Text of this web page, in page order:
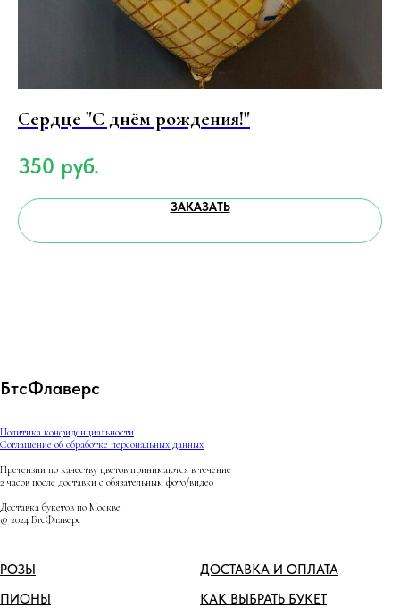
Сердце "С днём рождения!"
350 руб.
ЗАКАЗАТЬ
БтсФлаверс
Политика конфиденциальности
Соглашение об обработке персональных данных
Претензии по качеству цветов принимаются в течение
2 часов после доставки с обязательным фото/видео
Доставка букетов по Москве
© 2024 БтсФлаверс
РОЗЫ
ПИОНЫ
ДОСТАВКА И ОПЛАТА
КАК ВЫБРАТЬ БУКЕТ